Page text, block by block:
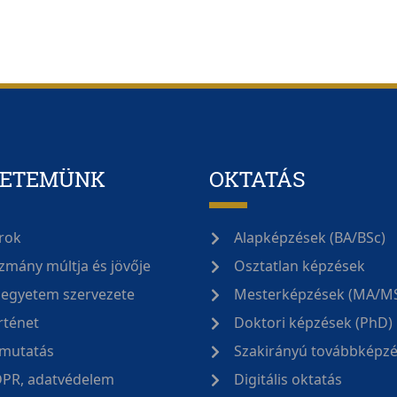
múltja és jövője
szervezete
adatvédelem
OKTATÁS
Alapképzések (BA/BSc)
Osztatlan képzések
Mesterképzések (MA/
Doktori képzések (PhD)
Szakirányú
Digitális oktatás